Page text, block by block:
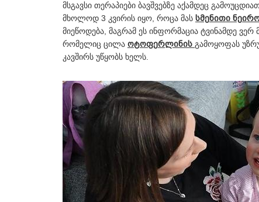
მსგავსი თერაპიები ბავშვებზე აქამდეც
მხოლოდ 3 კვირის იყო, როცა მას სმენითი
მიეწოდება, მაგრამ ეს ინფორმაცია ტვინამდე ვერ
რომელიც ცილა ოტოფერლინის გამოყოფას
კავშირს უწყობს ხელს.